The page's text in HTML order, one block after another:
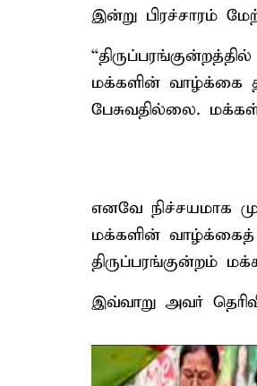
இன்று பிரச்சாரம்
மக்களின் வாழ்க்கை
பேசுவதில்லை.
எனவே நிச்சயமாக
மக்களின் வாழ்க்கைத்
திருப்பரங்குன்றம்
இவ்வாறு அவர்